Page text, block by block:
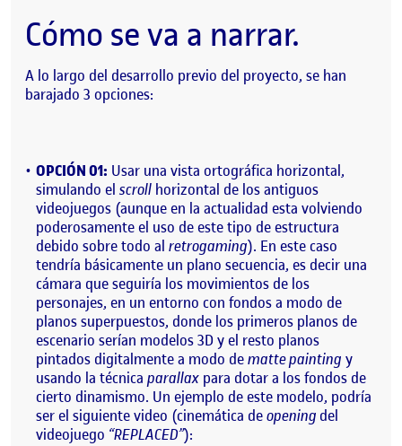
Cómo se va a narrar.
A lo largo del desarrollo previo del proyecto, se han
barajado 3 opciones:
OPCIÓN 01: Usar una vista ortográfica horizontal,
simulando el scroll horizontal de los antiguos
videojuegos (aunque en la actualidad esta volviendo
poderosamente el uso de este tipo de estructura
debido sobre todo al retrogaming). En este caso
tendría básicamente un plano secuencia, es decir una
cámara que seguiría los movimientos de los
personajes, en un entorno con fondos a modo de
planos superpuestos, donde los primeros planos de
escenario serían modelos 3D y el resto planos
pintados digitalmente a modo dematte painting y
usando la técnica parallax para dotar a los fondos de
cierto dinamismo. Un ejemplo de este modelo, podría
ser el siguiente video (cinemática deopening del
videojuego “REPLACED”):